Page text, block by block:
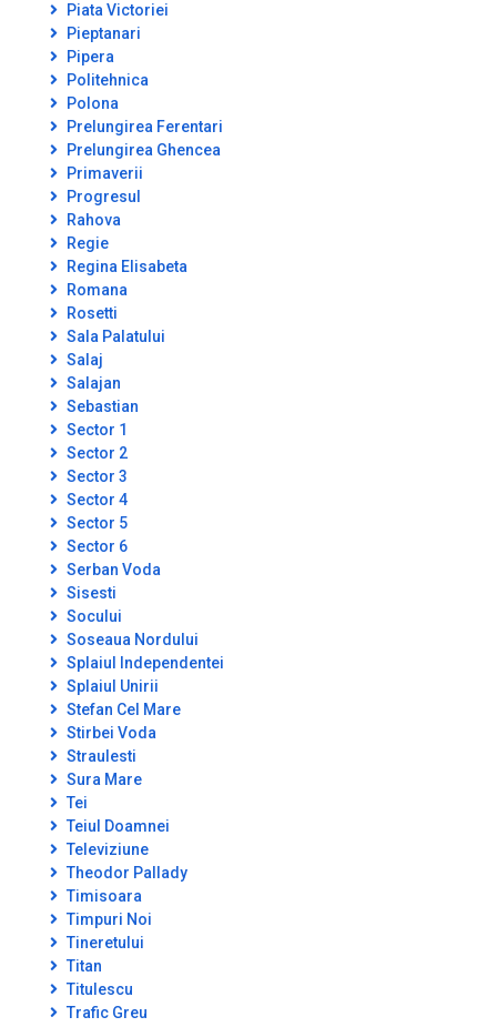
Piata Victoriei
Pieptanari
Pipera
Politehnica
Polona
Prelungirea Ferentari
Prelungirea Ghencea
Primaverii
Progresul
Rahova
Regie
Regina Elisabeta
Romana
Rosetti
Sala Palatului
Salaj
Salajan
Sebastian
Sector 1
Sector 2
Sector 3
Sector 4
Sector 5
Sector 6
Serban Voda
Sisesti
Socului
Soseaua Nordului
Splaiul Independentei
Splaiul Unirii
Stefan Cel Mare
Stirbei Voda
Straulesti
Sura Mare
Tei
Teiul Doamnei
Televiziune
Theodor Pallady
Timisoara
Timpuri Noi
Tineretului
Titan
Titulescu
Trafic Greu